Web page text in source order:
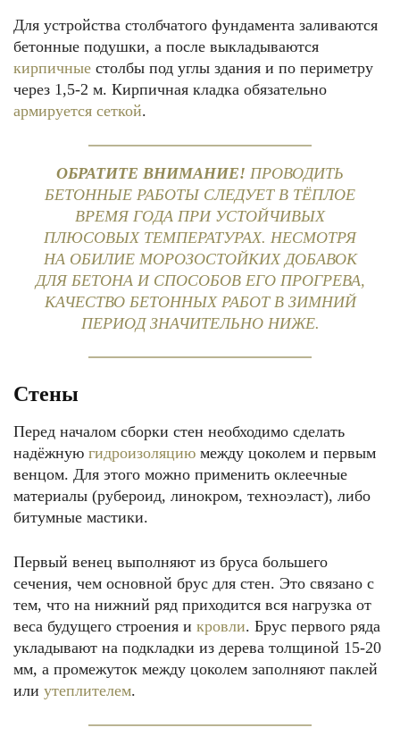
Для устройства столбчатого фундамента заливаются
бетонные подушки, а после выкладываются
кирпичные столбы под углы здания и по периметру
через 1,5-2 м. Кирпичная кладка обязательно
армируется сеткой.
ОБРАТИТЕ ВНИМАНИЕ! ПРОВОДИТЬ
БЕТОННЫЕ РАБОТЫ СЛЕДУЕТ В ТЁПЛОЕ
ВРЕМЯ ГОДА ПРИ УСТОЙЧИВЫХ
ПЛЮСОВЫХ ТЕМПЕРАТУРАХ. НЕСМОТРЯ
НА ОБИЛИЕ МОРОЗОСТОЙКИХ ДОБАВОК
ДЛЯ БЕТОНА И СПОСОБОВ ЕГО ПРОГРЕВА,
КАЧЕСТВО БЕТОННЫХ РАБОТ В ЗИМНИЙ
ПЕРИОД ЗНАЧИТЕЛЬНО НИЖЕ.
Стены
Перед началом сборки стен необходимо сделать
надёжную гидроизоляцию между цоколем и первым
венцом. Для этого можно применить оклеечные
материалы (рубероид, линокром, техноэласт), либо
битумные мастики.
Первый венец выполняют из бруса большего
сечения, чем основной брус для стен. Это связано с
тем, что на нижний ряд приходится вся нагрузка от
веса будущего строения и кровли. Брус первого ряда
укладывают на подкладки из дерева толщиной 15-20
мм, а промежуток между цоколем заполняют паклей
или утеплителем.